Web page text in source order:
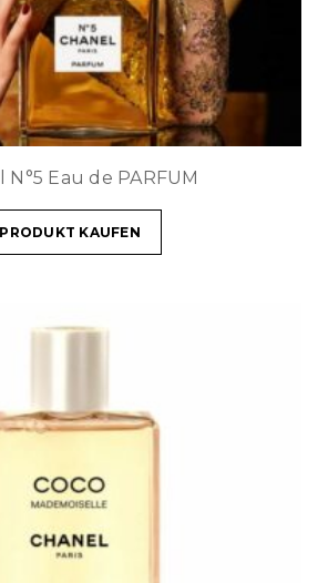
N°5 Eau de PARFUM
PRODUKT KAUFEN